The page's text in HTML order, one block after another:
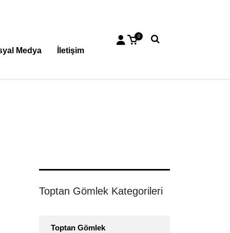
Medya İletişim
0
Toptan Gömlek Kategorileri
Toptan Gömlek